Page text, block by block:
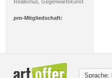
Realismus, Gegenwartskunst
pro-Mitgliedschaft:
Sprache: